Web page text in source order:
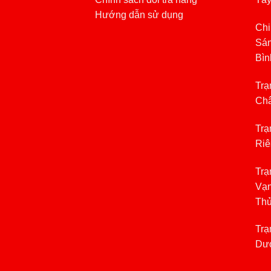
Hướng dẫn sử dụng